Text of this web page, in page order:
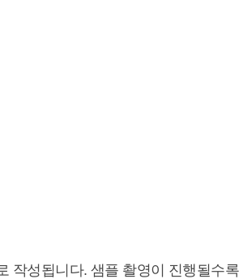
작성됩니다. 샘플 촬영이 진행될수